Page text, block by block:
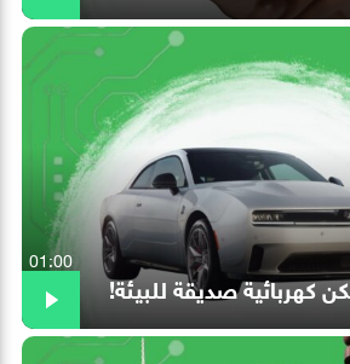
كهربائية صديقة للبيئة!
01:00